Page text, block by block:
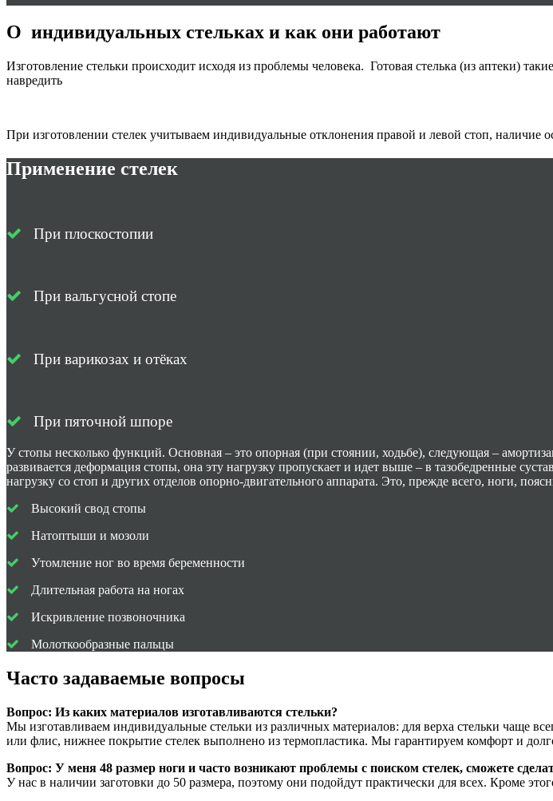
О индивидуальных стельках и как они работают
Изготовление стельки происходит исходя из проблемы человека. Готовая стелька (из аптеки)
навредить
При изготовлении стелек учитываем индивидуальные отклонения правой и левой стоп, наличие
Применение стелек
При плоскостопии
При вальгусной стопе
При варикозах и отёках
При пяточной шпоре
У стопы несколько функций. Основная – это опорная (при стоянии, ходьбе), следующая –
развивается деформация стопы, она эту нагрузку пропускает и идет выше – в тазобедренные
нагрузку со стоп и других отделов опорно-двигательного аппарата. Это, прежде всего, ноги,
Высокий свод стопы
Натоптыши и мозоли
Утомление ног во время беременности
Длительная работа на ногах
Искривление позвоночника
Молоткообразные пальцы
Часто задаваемые вопросы
Вопрос: Из каких материалов изготавливаются стельки?
Мы изготавливаем индивидуальные стельки из различных материалов: для верха стельки чаще
или флис, нижнее покрытие стелек выполнено из термопластика. Мы гарантируем комфорт и
Вопрос: У меня 48 размер ноги и часто возникают проблемы с поиском стелек, сможете
У нас в наличии заготовки до 50 размера, поэтому они подойдут практически для всех. Кроме